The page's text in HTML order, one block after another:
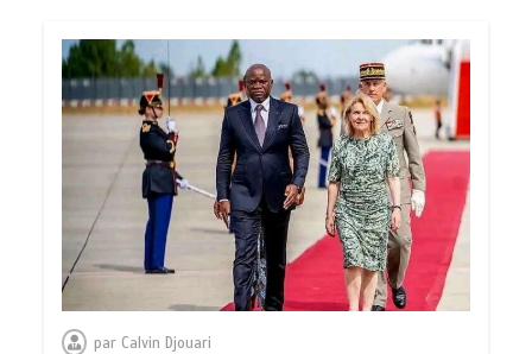
par Calvin Djouari